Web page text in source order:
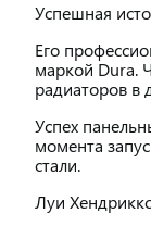
Успешная
Его
маркой Dura.
радиаторов в
Успех
момента
стали.
Луи